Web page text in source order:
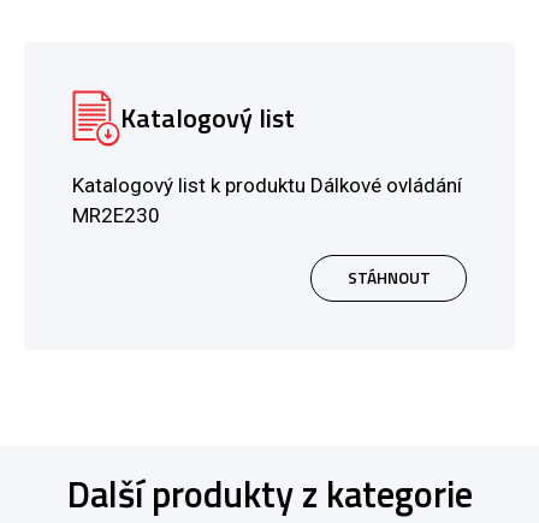
Katalogový list
Katalogový list k produktu Dálkové ovládání
MR2E230
STÁHNOUT
Další produkty z kategorie